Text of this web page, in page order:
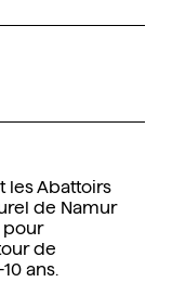
les Abattoirs
de Namur
pour
de
ans.